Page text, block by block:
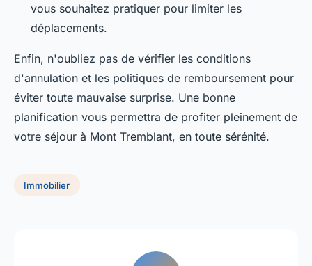
vous souhaitez pratiquer pour limiter les
déplacements.
Enfin, n'oubliez pas de vérifier les conditions
d'annulation et les politiques de remboursement pour
éviter toute mauvaise surprise. Une bonne
planification vous permettra de profiter pleinement de
votre séjour à Mont Tremblant, en toute sérénité.
Immobilier